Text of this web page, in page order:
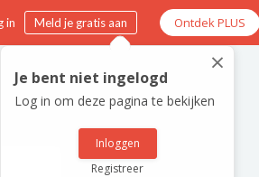
in Meld je gratis aan Ontdek PLUS
×
Je bent niet ingelogd
Log in om deze pagina te bekijken
Inloggen
Registreer